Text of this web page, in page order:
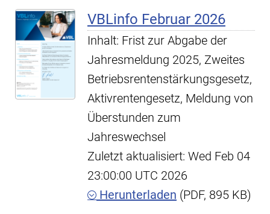
VBLinfo Februar 2026
Inhalt: Frist zur Abgabe der
Jahresmeldung 2025, Zweites
Betriebsrentenstärkungsgesetz,
Aktivrentengesetz, Meldung von
Überstunden zum
Jahreswechsel
Zuletzt aktualisiert: Wed Feb 04
23:00:00 UTC 2026
Herunterladen (PDF, 895 KB)